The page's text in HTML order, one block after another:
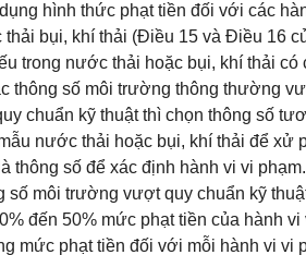
hình thức phạt tiền đối với các
thải bụi, khí thải (Điều 15 và Điều 16
trong nước thải hoặc bụi, khí thải
thông số môi trường thông thường
chuẩn kỹ thuật thì chọn thông số
nước thải hoặc bụi, khí thải để xử
thông số để xác định hành vi vi phạm.
số môi trường vượt quy chuẩn kỹ
đến 50% mức phạt tiền của hành
mức phạt tiền đối với mỗi hành vi vi